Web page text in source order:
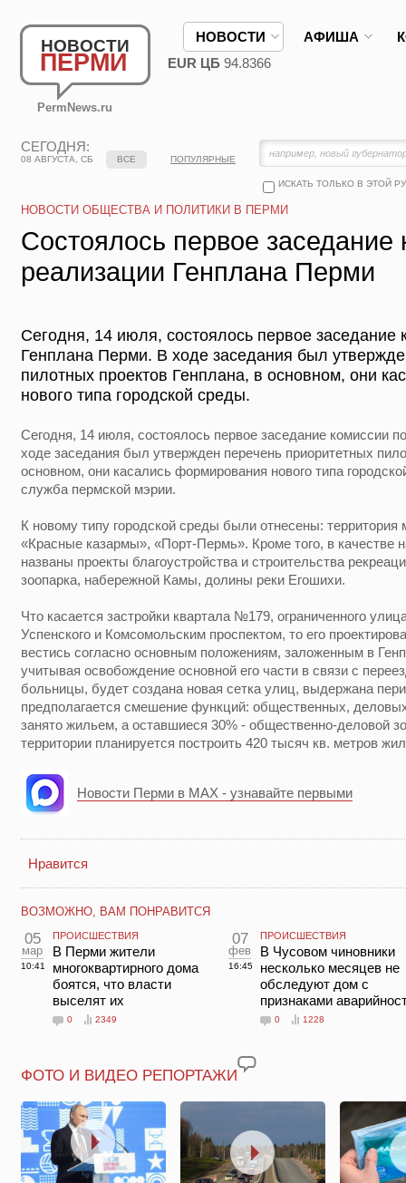
НОВОСТИ
ПЕРМИ
PermNews.ru
НОВОСТИ АФИША
EUR ЦБ 94.8366
СЕГОДНЯ:
08 АВГУСТА, СБ
ИСКАТЬ ТОЛЬКО В ЭТОЙ
ВСЕ ПОПУЛЯРНЫЕ
НОВОСТИ ОБЩЕСТВА И ПОЛИТИКИ В ПЕРМИ
Состоялось первое заседание
реализации Генплана Перми
Сегодня, 14 июля, состоялось первое заседание
Генплана Перми. В ходе заседания был
пилотных проектов Генплана, в основном, они
нового типа городской среды.
Сегодня, 14 июля, состоялось первое заседание комиссии
ходе заседания был утвержден перечень приоритетных
основном, они касались формирования нового типа
служба пермской мэрии.
К новому типу городской среды были отнесены:
«Красные казармы», «Порт-Пермь». Кроме того, в качестве
названы проекты благоустройства и строительства
зоопарка, набережной Камы, долины реки Егошихи.
Что касается застройки квартала №179, ограниченного
Успенского и Комсомольским проспектом, то его
вестись согласно основным положениям, заложенным в
учитывая освобождение основной его части в связи с
больницы, будет создана новая сетка улиц, выдержана
предполагается смешение функций: общественных,
занято жильем, а оставшиеся 30% - общественно-деловой
территории планируется построить 420 тысяч кв. метров
Новости Перми в MAX - узнавайте первыми
Нравится
ВОЗМОЖНО, ВАМ ПОНРАВИТСЯ
05
мар
10:41
ПРОИСШЕСТВИЯ
В Перми жители
многоквартирного дома
боятся, что власти
выселят их
0 2349
07
фев
16:45
ПРОИСШЕСТВИЯ
В Чусовом чиновники
несколько месяцев не
обследуют дом с
признаками
0 1228
ФОТО И ВИДЕО РЕПОРТАЖИ